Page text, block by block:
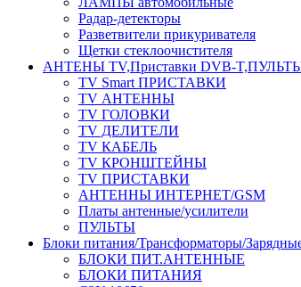
Радар-детекторы
Разветвители прикуривателя
Щетки стеклоочистителя
АНТЕНЫ ТV,Приставки DVB-
TV Smart ПРИСТАВКИ
TV АНТЕННЫ
TV ГОЛОВКИ
TV ДЕЛИТЕЛИ
TV КАБЕЛЬ
TV КРОНШТЕЙНЫ
TV ПРИСТАВКИ
АНТЕННЫ ИНТЕРНЕТ/GSM
Платы антенные/усилители
ПУЛЬТЫ
Блоки питания/Трансформаторы/
БЛОКИ ПИТ.АНТЕННЫЕ
БЛОКИ ПИТАНИЯ